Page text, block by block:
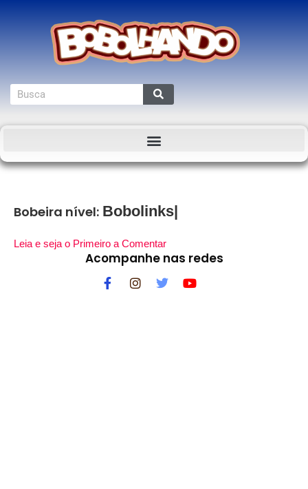
Bobeira nível:
Leia e seja o Primeiro a Comentar
Acompanhe nas redes